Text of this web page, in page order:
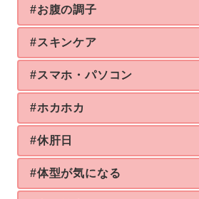
#お腹の調子
#スキンケア
#スマホ・パソコン
#ホカホカ
#休肝日
#体型が気になる